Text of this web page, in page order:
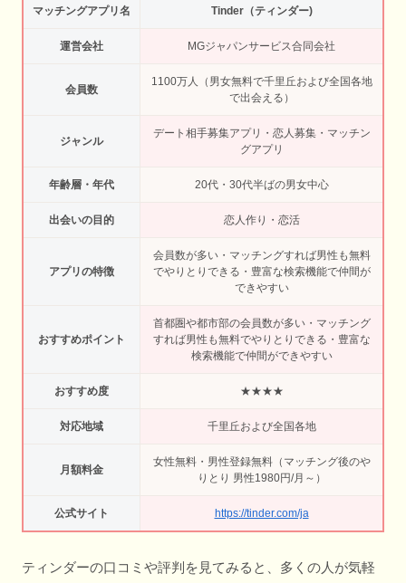
マッチングアプリ名 Tinder（ティンダー)
運営会社 MGジャパンサービス合同会社
会員数
1100万人（男女無料で千里丘および全国各地
で出会える）
ジャンル
デート相手募集アプリ・恋人募集・マッチン
グアプリ
年齢層・年代 20代・30代半ばの男女中心
出会いの目的 恋人作り・恋活
アプリの特徴
会員数が多い・マッチングすれば男性も無料
でやりとりできる・豊富な検索機能で仲間が
できやすい
おすすめポイント
首都圏や都市部の会員数が多い・マッチング
すれば男性も無料でやりとりできる・豊富な
検索機能で仲間ができやすい
おすすめ度 ★★★★
対応地域 千里丘および全国各地
月額料金
女性無料・男性登録無料（マッチング後のや
りとり 男性1980円/月～）
公式サイト https://tinder.com/ja
ティンダーの口コミや評判を見てみると、多くの人が気軽